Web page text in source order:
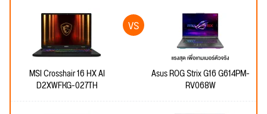
MSI Crosshair 16 HX AI
D2XWFKG-027TH
Asus ROG Strix G16 G614PM-
RV068W